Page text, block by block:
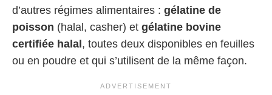
d’autres régimes alimentaires : gélatine de
poisson (halal, casher) et gélatine bovine
certifiée halal, toutes deux disponibles en feuilles
ou en poudre et qui s’utilisent de la même façon.